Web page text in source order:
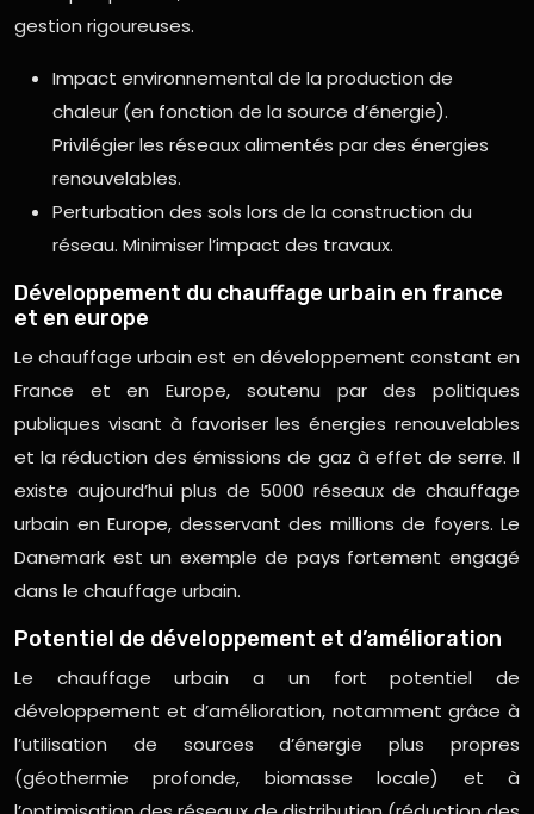
gestion rigoureuses.
Impact environnemental de la production de
chaleur (en fonction de la source d’énergie).
Privilégier les réseaux alimentés par des énergies
renouvelables.
Perturbation des sols lors de la construction du
réseau. Minimiser l’impact des travaux.
Développement du chauffage urbain en france
et en europe
Le chauffage urbain est en développement constant en
France et en Europe, soutenu par des politiques
publiques visant à favoriser les énergies renouvelables
et la réduction des émissions de gaz à effet de serre. Il
existe aujourd’hui plus de 5000 réseaux de chauffage
urbain en Europe, desservant des millions de foyers. Le
Danemark est un exemple de pays fortement engagé
dans le chauffage urbain.
Potentiel de développement et d’amélioration
Le chauffage urbain a un fort potentiel de
développement et d’amélioration, notamment grâce à
l’utilisation de sources d’énergie plus propres
(géothermie profonde, biomasse locale) et à